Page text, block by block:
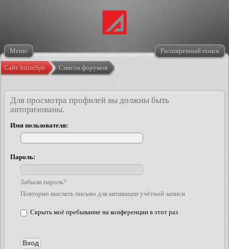
Меню Расширенный поиск
Сайт IntimSpb Список форумов
Для просмотра профилей вы должны быть
авторизованы.
Имя пользователя:
Пароль:
Забыли пароль?
Повторно выслать письмо для активации учётной записи
Скрыть моё пребывание на конференции в этот раз